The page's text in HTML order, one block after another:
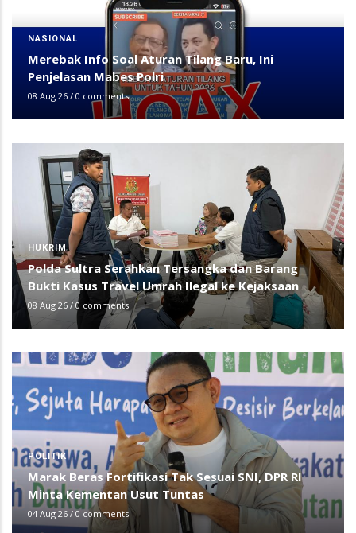
NASIONAL
Merebak Info Soal Aturan Tilang Baru, Ini
Penjelasan Mabes Polri
08 Aug 26 / 0 comments
HUKRIM
Polda Sultra Serahkan Tersangka dan Barang
Bukti Kasus Travel Umrah Ilegal ke Kejaksaan
08 Aug 26 / 0 comments
POLITIK
Marak Beras Fortifikasi Tak Sesuai SNI, DPR RI
Minta Kementan Usut Tuntas
04 Aug 26 / 0 comments